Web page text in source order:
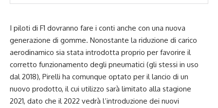
I piloti di F1 dovranno fare i conti anche con una nuova
generazione di gomme. Nonostante la riduzione di carico
aerodinamico sia stata introdotta proprio per favorire il
corretto funzionamento degli pneumatici (gli stessi in uso
dal 2018), Pirelli ha comunque optato per il lancio di un
nuovo prodotto, il cui utilizzo sarà limitato alla stagione
2021, dato che il 2022 vedrà l’introduzione dei nuovi